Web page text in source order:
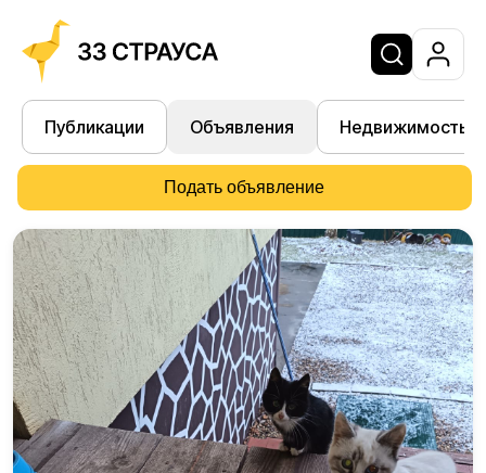
Публикации Объявления Недвижимость
Подать объявление